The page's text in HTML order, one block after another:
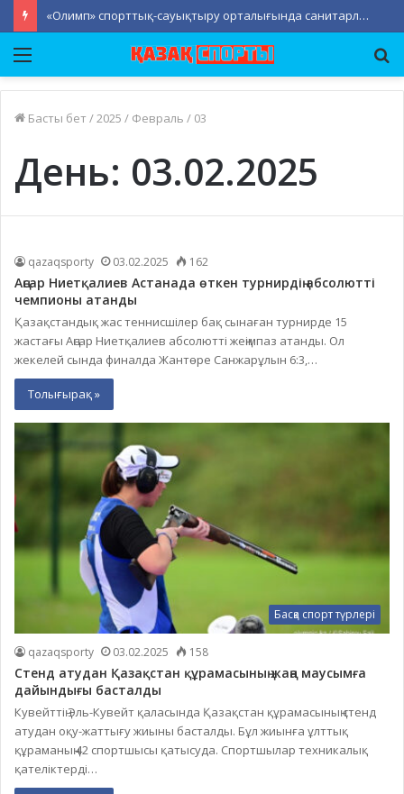
«Олимп» спорттық-сауықтыру орталығында санитарлық-тазалық жұмыстары жүргізілді
Мәзір
Басты бет /2025 / Февраль / 03
День: 03.02.2025
qazaqsporty 03.02.2025 162
Аңсар Ниетқалиев Астанада өткен турнирдің абсолютті
чемпионы атанды
Қазақстандық жас теннисшілер бақ сынаған турнирде 15
жастағы Аңсар Ниетқалиев абсолютті жеңімпаз атанды. Ол
жекелей сында финалда Жантөре Санжарұлын 6:3,…
Толығырақ »
Басқа спорт түрлері
qazaqsporty 03.02.2025 158
Стенд атудан Қазақстан құрамасының жаңа маусымға
дайындығы басталды
Кувейттің Эль-Кувейт қаласында Қазақстан құрамасының стенд
атудан оқу-жаттығу жиыны басталды. Бұл жиынға ұлттық
құраманың 42 спортшысы қатысуда. Спортшылар техникалық
қателіктерді…